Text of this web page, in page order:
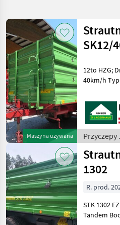
Kategoria 4 Kraj
AKTUALNA
ŚCIEŻKA
technika
rolnicza
Przyczepy
Przyczepy
Wywrotki
WYBIERZ
KATEGORIĘ
Strautmann
Fliegl
Zresetuj
Pokaż 11
wyników
Maszyna używana
SK12/
12to HZG;
40km/h
Rückwand
Wywrotka
osi: Oś
Nabudowa:
HPrzyczepy /
1302
R. prod.
STK 1302
Tandem